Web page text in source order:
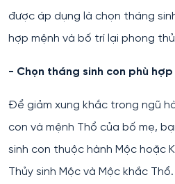
được áp dụng là chọn tháng
hợp mệnh và bố trí lại phong
- Chọn tháng sinh con phù
Để giảm xung khắc trong ngũ
con và mệnh Thổ của bố mẹ,
sinh con thuộc hành Mộc hoặc
Thủy sinh Mộc và Mộc khắc Thổ.